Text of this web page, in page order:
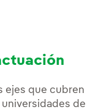
ejes que cubren
de